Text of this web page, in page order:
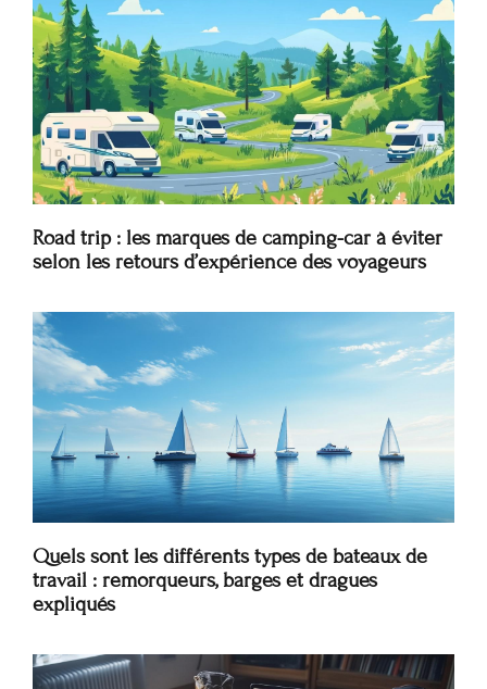
Road trip : les marques de camping-car à éviter
selon les retours d’expérience des voyageurs
Quels sont les différents types de bateaux de
travail : remorqueurs, barges et dragues
expliqués